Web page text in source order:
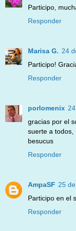
Participo,
Responder
Marisa G. 24
Participo!
Responder
porlomenix
gracias por el
suerte a todos,
besucus
Responder
AmpaSF 25
Participo en el
Responder